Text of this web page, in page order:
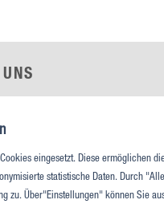
715
AN
eingesetzt. Diese ermöglichen
statistische Daten. Durch
zu. Über"Einstellungen" können Sie